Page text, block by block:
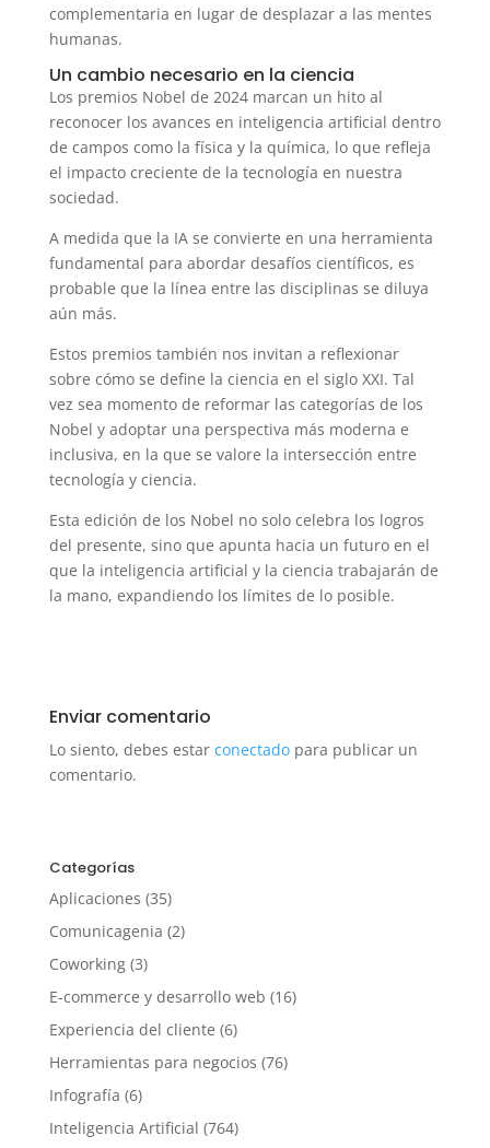
complementaria en lugar de desplazar a las mentes
humanas.
Un cambio necesario en la ciencia
Los premios Nobel de 2024 marcan un hito al
reconocer los avances en inteligencia artificial dentro
de campos como la física y la química, lo que refleja
el impacto creciente de la tecnología en nuestra
sociedad.
A medida que la IA se convierte en una herramienta
fundamental para abordar desafíos científicos, es
probable que la línea entre las disciplinas se diluya
aún más.
Estos premios también nos invitan a reflexionar
sobre cómo se define la ciencia en el siglo XXI. Tal
vez sea momento de reformar las categorías de los
Nobel y adoptar una perspectiva más moderna e
inclusiva, en la que se valore la intersección entre
tecnología y ciencia.
Esta edición de los Nobel no solo celebra los logros
del presente, sino que apunta hacia un futuro en el
que la inteligencia artificial y la ciencia trabajarán de
la mano, expandiendo los límites de lo posible.
Enviar comentario
Lo siento, debes estar conectadopara publicar un
comentario.
Categorías
Aplicaciones (35)
Comunicagenia (2)
Coworking(3)
E-commerce y desarrollo web (16)
Experiencia del cliente (6)
Herramientas para negocios (76)
Infografía (6)
Inteligencia Artificial (764)